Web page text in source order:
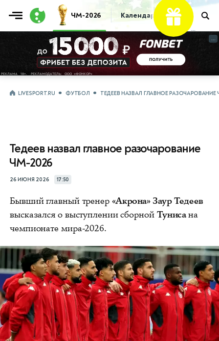
ЧМ-2026 Календарь Таблица
...
...
LIVESPORT.RU ФУТБОЛ ТЕДЕЕВ НАЗВАЛ ГЛАВНОЕ РАЗОЧАРОВАНИЕ
Тедеев назвал главное разочарование
ЧМ-2026
26 ИЮНЯ 2026 17:50
Бывший главный тренер «Акрона» Заур Тедеев
высказался о выступлении сборной Тунисана
чемпионате мира-2026.